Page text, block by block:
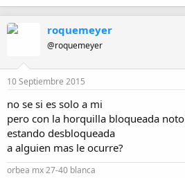
a
n
s
roquemeyer
@roquemeyer
10 Septiembre 2015
no se si es solo a mi
pero con la horquilla bloqueada
estando desbloqueada
a alguien mas le ocurre?
orbea mx 27-40 blanca